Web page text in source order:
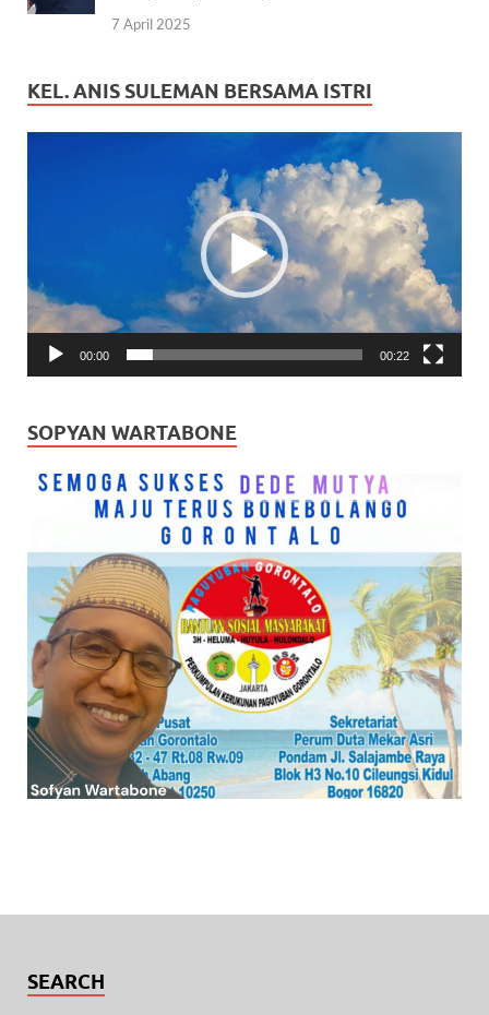
7 April 2025
KEL. ANIS SULEMAN BERSAMA ISTRI
00:00 00:22
SOPYAN WARTABONE
SEARCH